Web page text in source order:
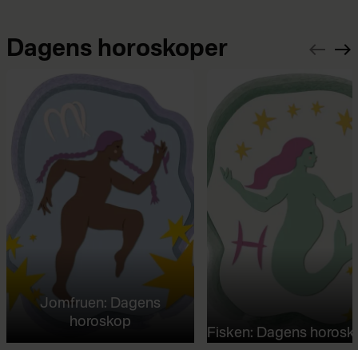
Dagens horoskoper
Jomfruen: Dagens
horoskop
Fisken: Dagens